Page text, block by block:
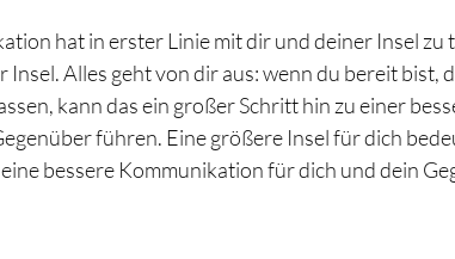
hat in erster Linie mit dir und deiner Insel zu
Insel. Alles geht von dir aus: wenn du bereit bist,
kann das ein großer Schritt hin zu einer
führen. Eine größere Insel für dich
bessere Kommunikation für dich und dein